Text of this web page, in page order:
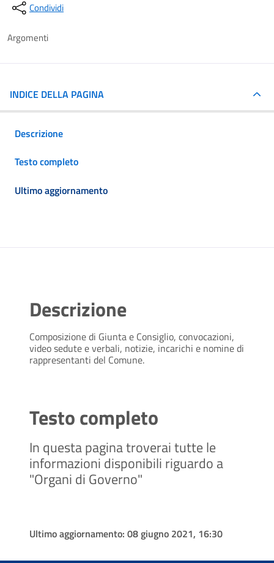
Condividi
Argomenti
INDICE DELLA PAGINA
Descrizione
Testo completo
Ultimo aggiornamento
Descrizione
Composizione di Giunta e Consiglio, convocazioni,
video sedute e verbali, notizie, incarichi e nomine di
rappresentanti del Comune.
Testo completo
In questa pagina troverai tutte le
informazioni disponibili riguardo a
"Organi di Governo"
Ultimo aggiornamento: 08 giugno 2021, 16:30